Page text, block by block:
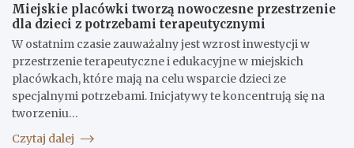
Miejskie placówki tworzą nowoczesne przestrzenie
dla dzieci z potrzebami terapeutycznymi
W ostatnim czasie zauważalny jest wzrost inwestycji w
przestrzenie terapeutyczne i edukacyjne w miejskich
placówkach, które mają na celu wsparcie dzieci ze
specjalnymi potrzebami. Inicjatywy te koncentrują się na
tworzeniu…
Czytaj dalej